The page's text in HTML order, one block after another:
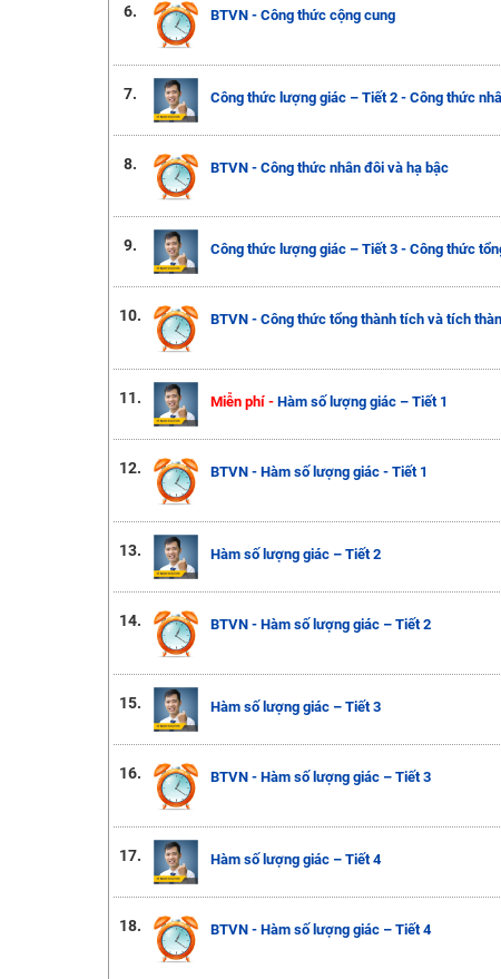
6. BTVN - Công thức cộng cung
7. Công thức lượng giác – Tiết 2 - Công thức
8. BTVN - Công thức nhân đôi và hạ bậc
9. Công thức lượng giác – Tiết 3 - Công thức
10. BTVN - Công thức tổng thành tích và tích
11. Miễn phí - Hàm số lượng giác – Tiết 1
12. BTVN - Hàm số lượng giác - Tiết 1
13. Hàm số lượng giác – Tiết 2
14. BTVN - Hàm số lượng giác – Tiết 2
15. Hàm số lượng giác – Tiết 3
16. BTVN - Hàm số lượng giác – Tiết 3
17. Hàm số lượng giác – Tiết 4
18. BTVN - Hàm số lượng giác – Tiết 4